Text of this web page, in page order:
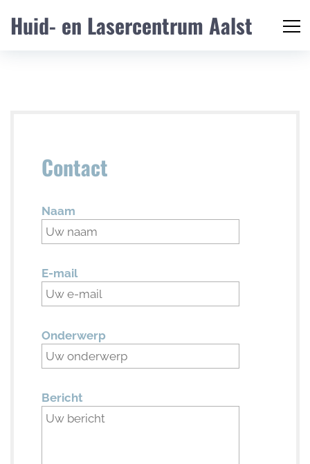
Huid- en Lasercentrum Aalst
Contact
Naam
E-mail
Onderwerp
Bericht